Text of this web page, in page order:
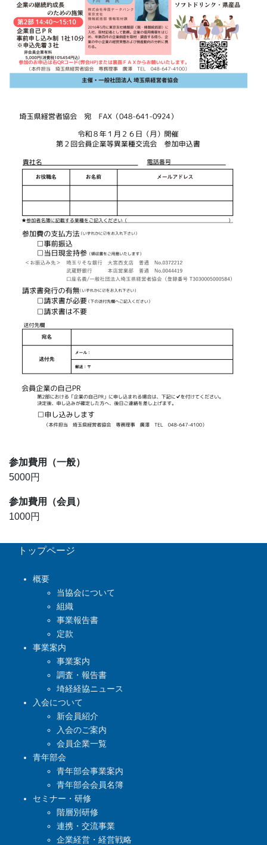
参加費用
（一般）
5000円
参加費用
（会員）
1000円
トップページ
概要
当協会について
組織
事業報告書
定款
事業案内
事業案内
調査・報告書
埼経経協ニュース
入会について
新会員紹介
入会のご案内
会員企業一覧
青年部会
青年部会事業案内
青年部会会員名簿
セミナー・研修
階層別研修
連携・交流事業
企業経営・経営戦略